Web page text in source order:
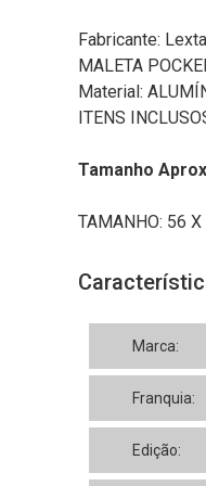
Fabricante:
MALETA
Material:
ITENS
Tamanho
TAMANHO: 56
Marca:
Franquia:
Edição: